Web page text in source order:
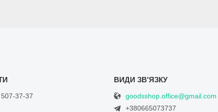
37-37
goodsshop.office@gmail.com
+380665073737